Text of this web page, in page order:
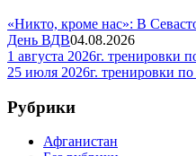
«Никто, кроме нас»: В
День ВДВ04.08.2026
1 августа 2026г. тренировки
25 июля 2026г. тренировки
Рубрики
Афганистан